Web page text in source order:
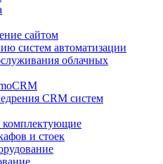
сайтом
систем автоматизации
облачных
CRM систем
комплектующие
и стоек